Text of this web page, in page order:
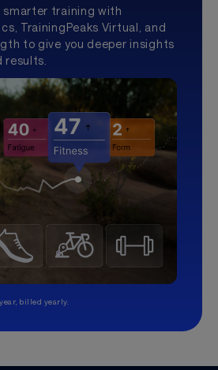
smarter training with
TrainingPeaks Virtual, and
to give you deeper insights
results.
billed yearly.